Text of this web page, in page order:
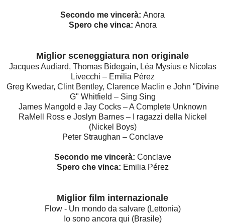
Secondo me vincerà: Anora
Spero che vinca: Anora
Miglior sceneggiatura non originale
Jacques Audiard, Thomas Bidegain, Léa Mysius e Nicolas
Livecchi – Emilia Pérez
Greg Kwedar, Clint Bentley, Clarence Maclin e John "Divine
G" Whitfield – Sing Sing
James Mangold e Jay Cocks – A Complete Unknown
RaMell Ross e Joslyn Barnes – I ragazzi della Nickel
(Nickel Boys)
Peter Straughan – Conclave
Secondo me vincerà: Conclave
Spero che vinca: Emilia Pérez
Miglior film internazionale
Flow - Un mondo da salvare (Lettonia)
Io sono ancora qui (Brasile)